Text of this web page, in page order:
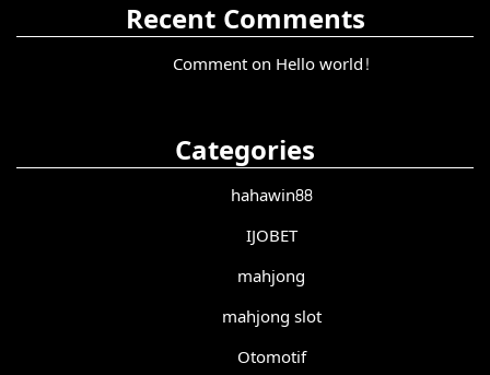
Recent Comments
Comment on Hello world!
Categories
hahawin88
IJOBET
mahjong
mahjong slot
Otomotif